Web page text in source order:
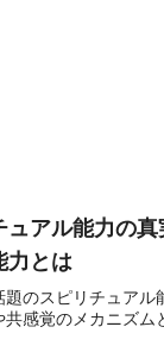
ュアル能力の
力とは
題のスピリチュアル
共感覚のメカニズム